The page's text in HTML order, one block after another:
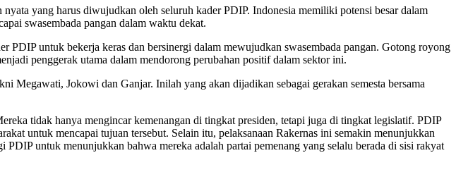
yang harus diwujudkan oleh seluruh kader PDIP. Indonesia memiliki potensi besar dalam
swasembada pangan dalam waktu dekat.
PDIP untuk bekerja keras dan bersinergi dalam mewujudkan swasembada pangan. Gotong royong
penggerak utama dalam mendorong perubahan positif dalam sektor ini.
Megawati, Jokowi dan Ganjar. Inilah yang akan dijadikan sebagai gerakan semesta bersama
tidak hanya mengincar kemenangan di tingkat presiden, tetapi juga di tingkat legislatif. PDIP
untuk mencapai tujuan tersebut. Selain itu, pelaksanaan Rakernas ini semakin menunjukkan
untuk menunjukkan bahwa mereka adalah partai pemenang yang selalu berada di sisi rakyat